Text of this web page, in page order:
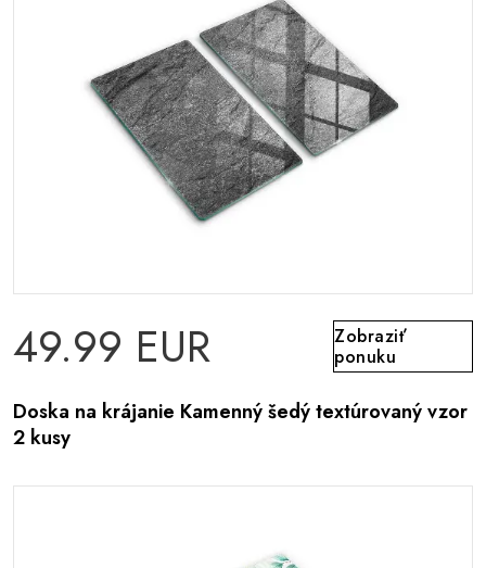
49.99 EUR
Zobraziť
ponuku
Doska na krájanie Kamenný šedý textúrovaný vzor
2 kusy